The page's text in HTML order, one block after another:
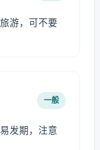
游，可不要
一般
发期，注意